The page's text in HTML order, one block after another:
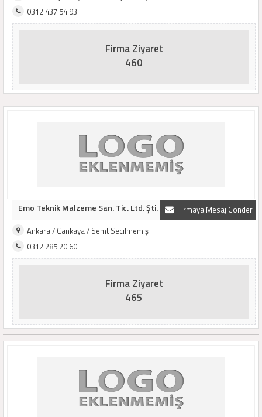
0312 437 54 93
Firma Ziyaret
460
Firmaya Mesaj Gönder
Emo Teknik Malzeme San. Tic. Ltd. Şti.
Ankara / Çankaya / Semt Seçilmemiş
0312 285 20 60
Firma Ziyaret
465